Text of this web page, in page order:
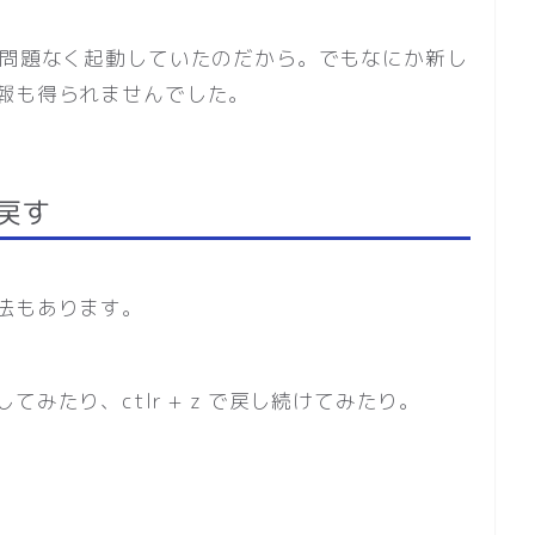
題なく起動していたのだから。でもなにか新し
得られませんでした。
す
あります。
てみたり、ctlr + z で戻し続けてみたり。